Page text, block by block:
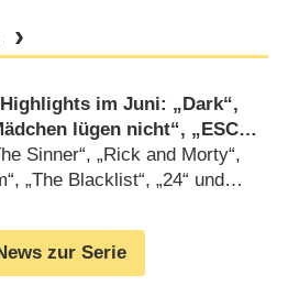
im Juni: „Dark“,
lügen nicht“, „ESC:
of Fire Saga“
Sinner“, „Rick and Morty“,
„The Blacklist“, „24“ und
zur Serie